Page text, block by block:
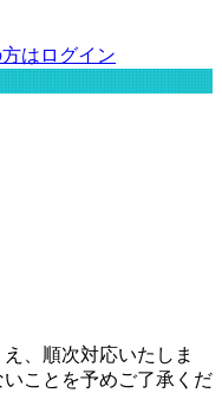
はログイン
、順次対応いたしま
ことを予めご了承くだ